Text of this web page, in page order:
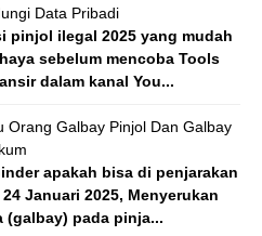
Data Pribadi
pinjol ilegal 2025 yang mudah
sebelum mencoba Tools
dalam kanal You...
Orang Galbay Pinjol Dan Galbay
apakah bisa di penjarakan
Januari 2025, Menyerukan
(galbay) pada pinja...